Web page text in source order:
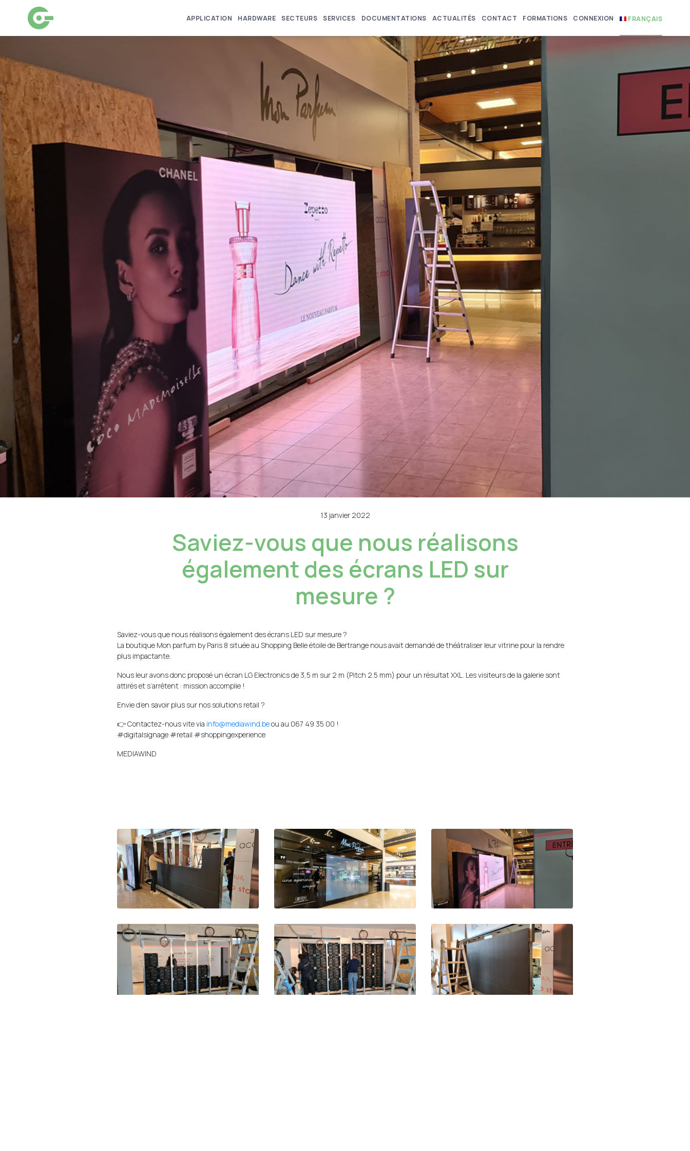
APPLICATION HARDWARE SECTEURS SERVICES DOCUMENTATIONS ACTUALITÉS CONTACT FORMATIONS CONNEXION FRANÇAIS
13 janvier 2022
Saviez-vous que nous réalisons
également des écrans LED sur
mesure ?
Saviez-vous que nous réalisons également des écrans LED sur mesure ?
La boutique Mon parfum by Paris 8 située au Shopping Belle étoile de Bertrange nous avait demandé de théâtraliser leur vitrine pour la rendre
plus impactante.
Nous leur avons donc proposé un écran LG Electronics de 3,5 m sur 2 m (Pitch 2.5 mm) pour un résultat XXL. Les visiteurs de la galerie sont
attirés et s’arrêtent : mission accomplie !
Envie d’en savoir plus sur nos solutions retail ?
👉 Contactez-nous vite via info@mediawind.beou au 067 49 35 00 !
#digitalsignage #retail #shoppingexperience
MEDIAWIND